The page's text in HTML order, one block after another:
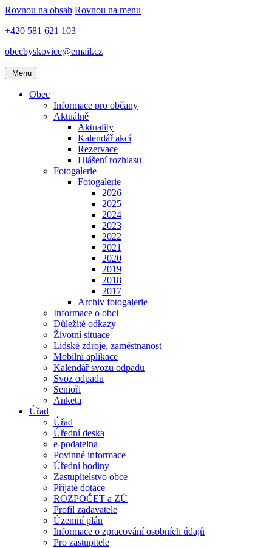
Rovnou na obsah Rovnou na menu
+420 581 621 103
obecbyskovice@email.cz
Menu
Obec
Informace pro občany
Aktuálně
Aktuality
Kalendář akcí
Rezervace
Hlášení rozhlasu
Fotogalerie
Fotogalerie
2026
2025
2024
2023
2022
2021
2020
2019
2018
2017
Archiv fotogalerie
Informace o obci
Důležité odkazy
Životní situace
Lidské zdroje, zaměstnanost
Mobilní aplikace
Kalendář svozu odpadu
Svoz odpadu
Senioři
Anketa
Úřad
Úřad
Úřední deska
e-podatelna
Povinné informace
Úřední hodiny
Zastupitelstvo obce
Přijaté dotace
ROZPOČET a ZÚ
Profil zadavatele
Územní plán
Informace o zpracování osobních údajů
Pro zastupitele